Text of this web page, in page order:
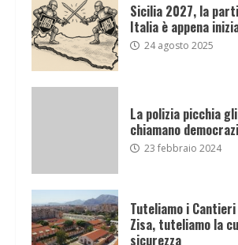
Sicilia 2027, la
Italia è appena
24 agosto 2025
La polizia picchia
chiamano
23 febbraio 2024
Tuteliamo i
Zisa, tuteliamo la
sicurezza